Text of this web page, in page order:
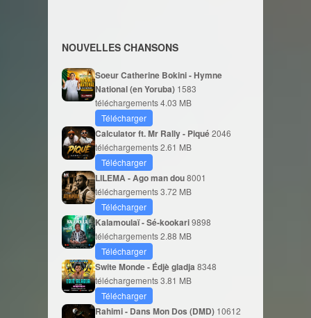
NOUVELLES CHANSONS
Soeur Catherine Bokini - Hymne
National (en Yoruba) 1583
téléchargements4.03 MB
Télécharger
Calculator ft. Mr Rally - Piqué2046
téléchargements2.61 MB
Télécharger
LILEMA - Ago man dou8001
téléchargements3.72 MB
Télécharger
Kalamoulaï - Sé-kookari9898
téléchargements2.88 MB
Télécharger
Swite Monde - Édjè gladja 8348
téléchargements3.81 MB
Télécharger
Rahimi - Dans Mon Dos (DMD) 10612